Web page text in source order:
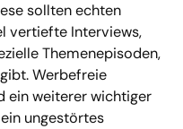
sollten echten
vertiefte Interviews,
Themenepisoden,
Werbefreie
ein weiterer wichtiger
ungestörtes